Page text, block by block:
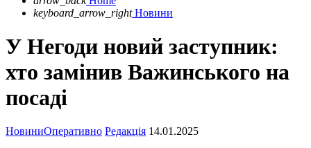
keyboard_arrow_right Новини
У Негоди новий заступник:
хто замінив Важинського на
посаді
НовиниОперативно Редакція 14.01.2025